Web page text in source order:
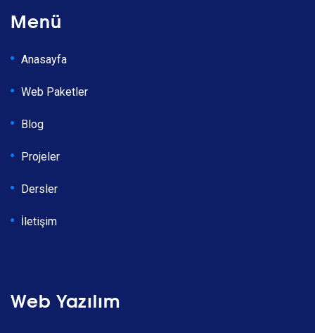
Menü
Anasayfa
Web Paketler
Blog
Projeler
Dersler
İletişim
Web Yazılım